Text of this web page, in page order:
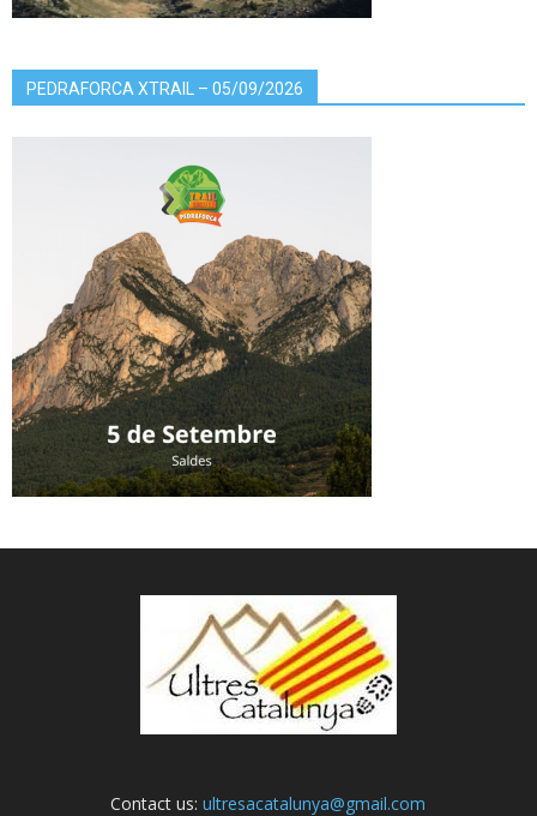
PEDRAFORCA XTRAIL – 05/09/2026
Contact us:ultresacatalunya@gmail.com